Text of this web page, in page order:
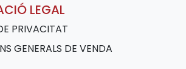
LEGAL
PRIVACITAT
GENERALS DE VENDA